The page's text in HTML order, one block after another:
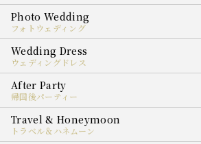
フォトウェディング
ウェディングドレス
帰国後パーティー
トラベル＆ハネムーン